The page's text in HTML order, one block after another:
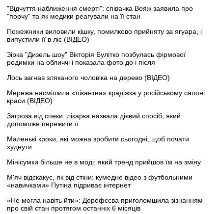
"Відчуття наближення смерті": співачка Вояж заявила про
"порчу" та як медики реагували на її стан
Пожежники виловили кішку, помилково прийняту за ягуара, і
випустили її в ліс (ВІДЕО)
Зірка "Дизель шоу" Вікторія Булітко позбулась фірмової
родимки на обличчі і показала фото до і після
Лось загнав зляканого чоловіка на дерево (ВІДЕО)
Мережа насмішила «пікантна» крадіжка у російському салоні
краси (ВІДЕО)
Загроза від спеки: лікарка назвала дієвий спосіб, який
допоможе пережити її
Маленькі кроки, які можна зробити сьогодні, щоб почати
худнути
Мінісумки більше не в моді: який тренд прийшов їм на зміну
М'яч відскакує, як від стіни: кумедне відео з футбольними
«навичками» Путіна підриває інтернет
«Не могла навіть йти»: Дорофєєва приголомшила зізнанням
про свій стан протягом останніх 6 місяців